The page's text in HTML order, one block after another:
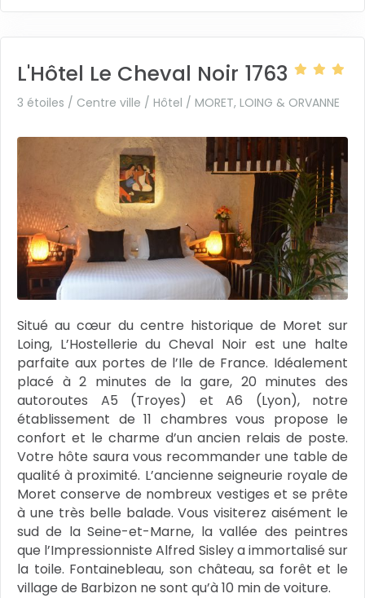
L'Hôtel Le Cheval Noir 1763
3 étoiles / Centre ville / Hôtel / MORET, LOING & ORVANNE
Situé au cœur du centre historique de Moret sur
Loing, L’Hostellerie du Cheval Noir est une halte
parfaite aux portes de l’Ile de France. Idéalement
placé à 2 minutes de la gare, 20 minutes des
autoroutes A5 (Troyes) et A6 (Lyon), notre
établissement de 11 chambres vous propose le
confort et le charme d’un ancien relais de poste.
Votre hôte saura vous recommander une table de
qualité à proximité. L’ancienne seigneurie royale de
Moret conserve de nombreux vestiges et se prête
à une très belle balade. Vous visiterez aisément le
sud de la Seine-et-Marne, la vallée des peintres
que l’Impressionniste Alfred Sisley a immortalisé sur
la toile. Fontainebleau, son château, sa forêt et le
village de Barbizon ne sont qu’à 10 min de voiture.